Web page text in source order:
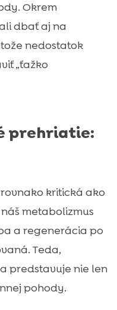
Okrem
dbať aj na
nedostatok
„ťažko
prehriatie:
kritická ako
metabolizmus
a regenerácia po
Teda,
predstavuje nie len
pohody.